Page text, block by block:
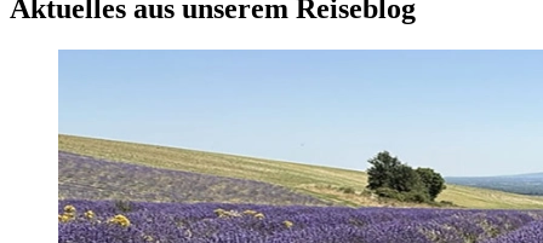
Aktuelles aus unserem Reiseblog